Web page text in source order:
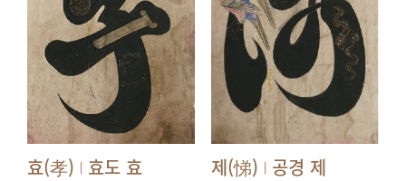
효(孝) | 효도 효 제(悌) | 공경 제